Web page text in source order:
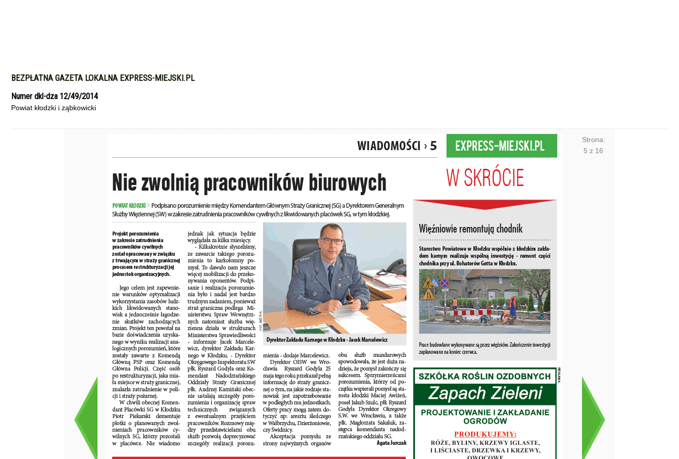
BEZPŁATNA GAZETA LOKALNA EXPRESS-MIEJSKI.PL
Numer dkl-dza 12/49/2014
Powiat kłodzki i ząbkowicki
Strona:
5 z 16